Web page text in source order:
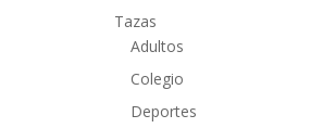
Tazas
Adultos
Colegio
Deportes